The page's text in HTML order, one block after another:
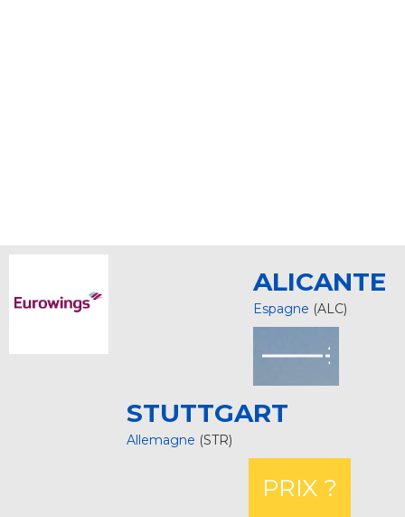
ALICANTE
Espagne (ALC)
STUTTGART
Allemagne (STR)
PRIX ?